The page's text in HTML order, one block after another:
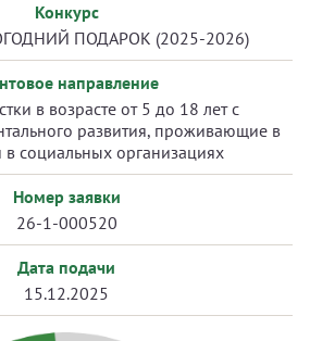
Конкурс
ПОДАРОК (2025-2026)
направление
в возрасте от 5 до 18 лет с
развития, проживающие в
социальных организациях
Номер заявки
26-1-000520
Дата подачи
15.12.2025